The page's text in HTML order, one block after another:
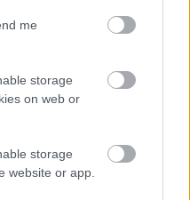
me
storage
on web or
storage
website or app.
8